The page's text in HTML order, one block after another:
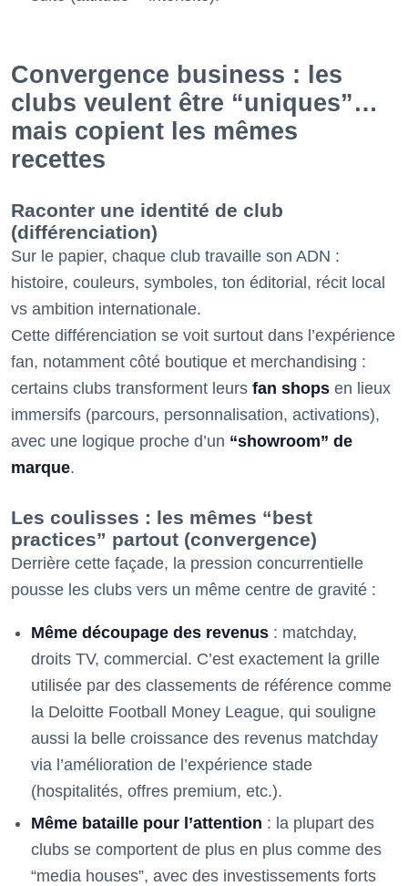
Convergence business : les
clubs veulent être “uniques”…
mais copient les mêmes
recettes
Raconter une identité de club
(différenciation)
Sur le papier, chaque club travaille son ADN :
histoire, couleurs, symboles, ton éditorial, récit local
vs ambition internationale.
Cette différenciation se voit surtout dans l’expérience
fan, notamment côté boutique et merchandising :
certains clubs transforment leurs fan shops en lieux
immersifs (parcours, personnalisation, activations),
avec une logique proche d’un “showroom” de
marque.
Les coulisses : les mêmes “best
practices” partout (convergence)
Derrière cette façade, la pression concurrentielle
pousse les clubs vers un même centre de gravité :
Même découpage des revenus : matchday,
droits TV, commercial. C’est exactement la grille
utilisée par des classements de référence comme
la Deloitte Football Money League, qui souligne
aussi la belle croissance des revenus matchday
via l’amélioration de l’expérience stade
(hospitalités, offres premium, etc.).
Même bataille pour l’attention : la plupart des
clubs se comportent de plus en plus comme des
“media houses”, avec des investissements forts